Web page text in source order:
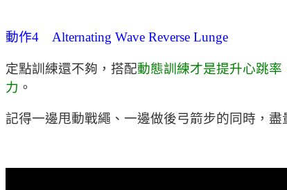
動作4 Alternating Wave Reverse Lunge
定點訓練還不夠，搭配動態訓練才是提升心跳率
力 。
記得一邊甩動戰繩、一邊做後弓箭步的同時，